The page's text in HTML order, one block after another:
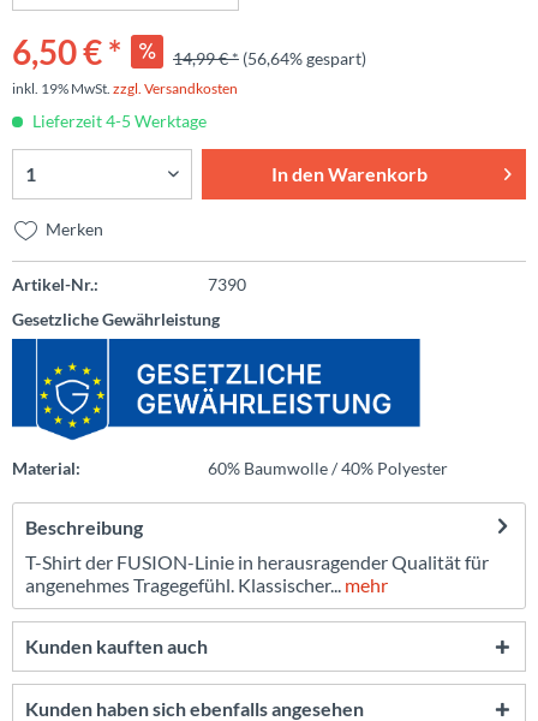
6,50 € * 14,99 € * (56,64% gespart)
inkl. 19% MwSt. zzgl. Versandkosten
Lieferzeit 4-5 Werktage
In denWarenkorb
Merken
Artikel-Nr.:
7390
Gesetzliche Gewährleistung
Material: 60% Baumwolle / 40% Polyester
Beschreibung
T-Shirt der FUSION-Linie in herausragender Qualität für
angenehmes Tragegefühl. Klassischer... mehr
Kunden kauften auch
Kunden haben sich ebenfalls angesehen